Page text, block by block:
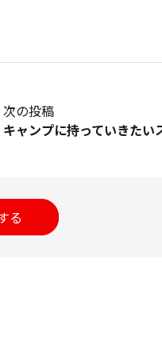
次の投稿
キャンプに持っていきたい
る